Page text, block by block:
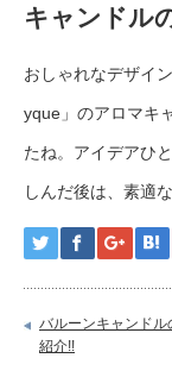
キャンドル
おしゃれなデザイ
yque」のアロマキ
たね。アイデアひ
しんだ後は、素適
バルーンキャンドル
紹介!!